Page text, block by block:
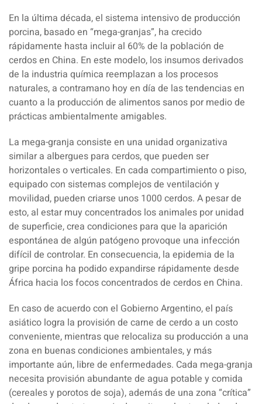
En la última década, el sistema intensivo de producción
porcina, basado en “mega-granjas”, ha crecido
rápidamente hasta incluir al 60% de la población de
cerdos en China. En este modelo, los insumos derivados
de la industria química reemplazan a los procesos
naturales, a contramano hoy en día de las tendencias en
cuanto a la producción de alimentos sanos por medio de
prácticas ambientalmente amigables.
La mega-granja consiste en una unidad organizativa
similar a albergues para cerdos, que pueden ser
horizontales o verticales. En cada compartimiento o piso,
equipado con sistemas complejos de ventilación y
movilidad, pueden criarse unos 1000 cerdos. A pesar de
esto, al estar muy concentrados los animales por unidad
de superficie, crea condiciones para que la aparición
espontánea de algún patógeno provoque una infección
difícil de controlar. En consecuencia, la epidemia de la
gripe porcina ha podido expandirse rápidamente desde
África hacia los focos concentrados de cerdos en China.
En caso de acuerdo con el Gobierno Argentino, el país
asiático logra la provisión de carne de cerdo a un costo
conveniente, mientras que relocaliza su producción a una
zona en buenas condiciones ambientales, y más
importante aún, libre de enfermedades. Cada mega-granja
necesita provisión abundante de agua potable y comida
(cereales y porotos de soja), además de una zona “crítica”